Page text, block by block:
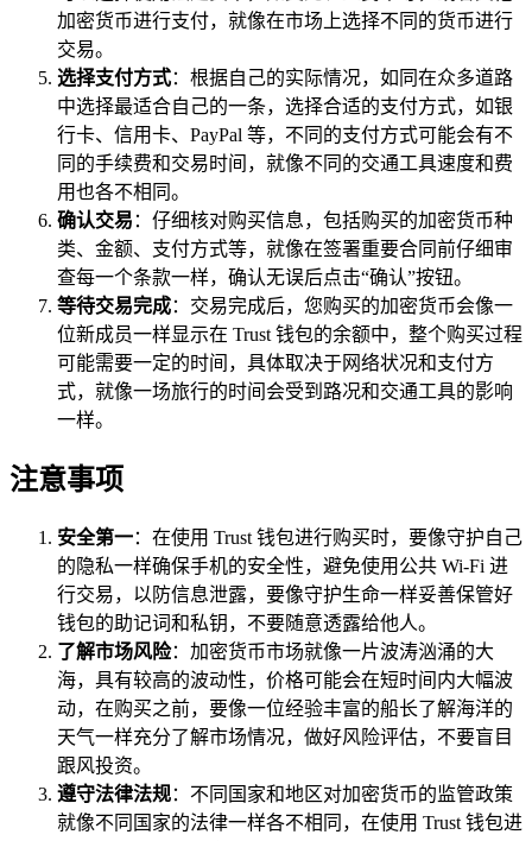
加密货币进行支付，就像在市场上选择不同的货币进行
交易。
选择支付方式：根据自己的实际情况，如同在众多道路
中选择最适合自己的一条，选择合适的支付方式，如银
行卡、信用卡、PayPal 等，不同的支付方式可能会有不
同的手续费和交易时间，就像不同的交通工具速度和费
用也各不相同。
确认交易 ：仔细核对购买信息，包括购买的加密货币种
类、金额、支付方式等，就像在签署重要合同前仔细审
查每一个条款一样，确认无误后点击“确认”按钮。
等待交易完成：交易完成后，您购买的加密货币会像一
位新成员一样显示在 Trust 钱包的余额中，整个购买过程
可能需要一定的时间，具体取决于网络状况和支付方
式，就像一场旅行的时间会受到路况和交通工具的影响
一样。
注意事项
安全第一：在使用 Trust 钱包进行购买时，要像守护自己
的隐私一样确保手机的安全性，避免使用公共 Wi-Fi 进
行交易，以防信息泄露，要像守护生命一样妥善保管好
钱包的助记词和私钥，不要随意透露给他人。
了解市场风险：加密货币市场就像一片波涛汹涌的大
海，具有较高的波动性，价格可能会在短时间内大幅波
动，在购买之前，要像一位经验丰富的船长了解海洋的
天气一样充分了解市场情况，做好风险评估，不要盲目
跟风投资。
遵守法律法规：不同国家和地区对加密货币的监管政策
就像不同国家的法律一样各不相同，在使用 Trust 钱包进